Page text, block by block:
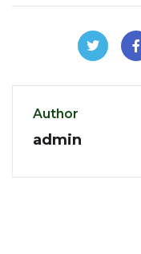
Author
admin